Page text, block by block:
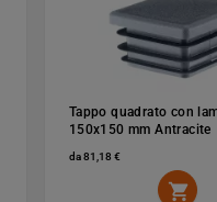
Tappo quadrato con
150x150 mm Antracite
da 81,18 €
